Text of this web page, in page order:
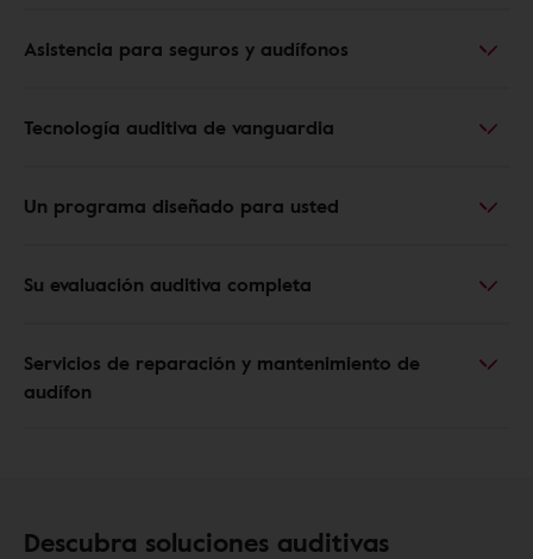
Asistencia para seguros y audífonos
Tecnología auditiva de vanguardia
Un programa diseñado para usted
Su evaluación auditiva completa
Servicios de reparación y mantenimiento de
audífon
Descubra soluciones auditivas